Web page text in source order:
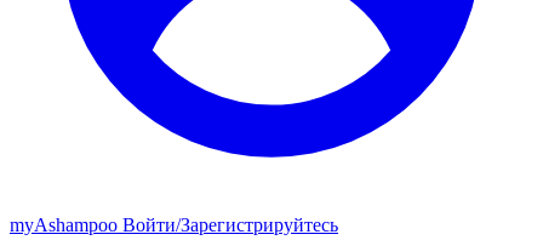
myAshampoo Войти/Зарегистрируйтесь